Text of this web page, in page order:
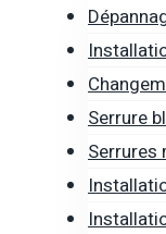
Serrure
Serrures